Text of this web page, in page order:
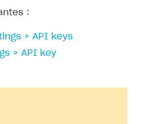
:
> API keys
> API key